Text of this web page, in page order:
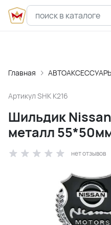
Главная
Артикул SHK K216
Шильдик
металл
нет отзывов